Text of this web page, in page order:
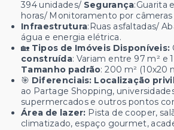
394 unidades/ Segurança:Guarita
horas/ Monitoramento por câmeras
Infraestrutura:Ruas asfaltadas/
água e energia elétrica.
🏡 Tipos de Imóveis Disponíveis:
construída: Variam entre 97 m² e
Tamanho padrão: 200 m² (10x20
🎯 Diferenciais: Localização
ao Partage Shopping,
supermercados e outros pontos
Área de lazer: Pista de cooper,
climatizado, espaço gourmet,